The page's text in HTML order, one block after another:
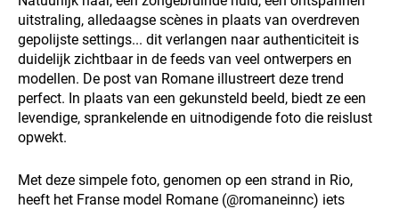
uitstraling, alledaagse scènes in plaats van overdreven
gepolijste settings... dit verlangen naar authenticiteit is
duidelijk zichtbaar in de feeds van veel ontwerpers en
modellen. De post van Romane illustreert deze trend
perfect. In plaats van een gekunsteld beeld, biedt ze een
levendige, sprankelende en uitnodigende foto die reislust
opwekt.
Met deze simpele foto, genomen op een strand in Rio,
heeft het Franse model Romane (@romaneinnc) iets